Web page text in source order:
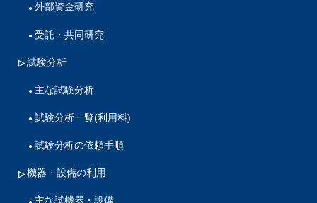
外部資金研究
受託・共同研究
試験分析
主な試験分析
試験分析一覧(利用料)
試験分析の依頼手順
機器・設備の利用
主な試機器・設備